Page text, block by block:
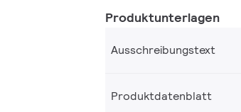
Produktunterlagen
Ausschreibungstext
Produktdatenblatt